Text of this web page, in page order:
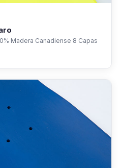
Madera Canadiense 8 Capas